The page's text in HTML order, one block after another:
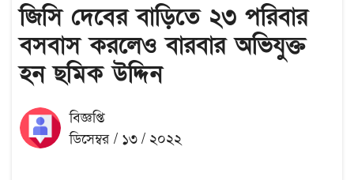
জিসি দেবের বাড়িতে ২৩ পরিবার
বসবাস করলেও বারবার অভিযুক্ত
হন ছমিক উদ্দিন
বিজ্ঞপ্তি
ডিসেম্বর / ১৩ / ২০২২